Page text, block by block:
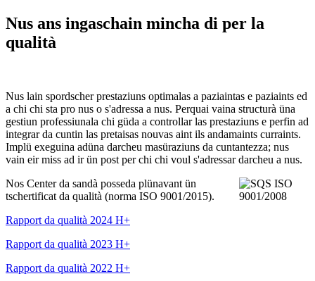
Nus ans ingaschain mincha di per la
qualità
Nus lain spordscher prestaziuns optimalas a paziaintas e paziaints ed
a chi chi sta pro nus o s'adressa a nus. Perquai vaina structurà üna
gestiun professiunala chi güda a controllar las prestaziuns e perfin ad
integrar da cuntin las pretaisas nouvas aint ils andamaints curraints.
Implü exeguina adüna darcheu masüraziuns da cuntantezza; nus
vain eir miss ad ir ün post per chi chi voul s'adressar darcheu a nus.
Nos Center da sandà posseda plünavant ün
tschertificat da qualità (norma ISO 9001/2015).
Rapport da qualità 2024 H+
Rapport da qualità 2023 H+
Rapport da qualità 2022 H+